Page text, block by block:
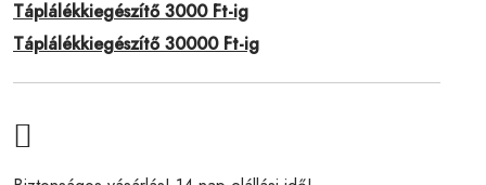
Táplálékkiegészítő 3000 Ft-ig
Táplálékkiegészítő 30000 Ft-ig